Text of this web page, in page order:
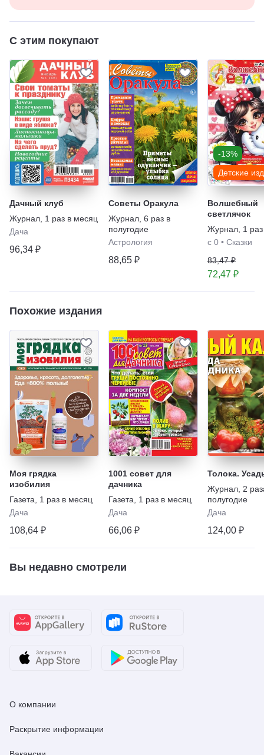
С этим покупают
Дачный клуб
Журнал 1 раз в месяц
Дача
96,34 ₽
Советы Оракула
Журнал 6 раз в
полугодие
Астрология
88,65 ₽
-13%
Детские
Волшебный
светлячок
Журнал 1
с 0 • Сказки
83,47 ₽
72,47 ₽
Похожие издания
Моя грядка
изобилия
Газета
1 раз в месяц
Дача
108,64 ₽
1001 совет для
дачника
Газета
1 раз в месяц
Дача
66,06 ₽
Толока.
Журнал 2
полугодие
Дача
124,00 ₽
Вы недавно смотрели
О компании
Раскрытие информации